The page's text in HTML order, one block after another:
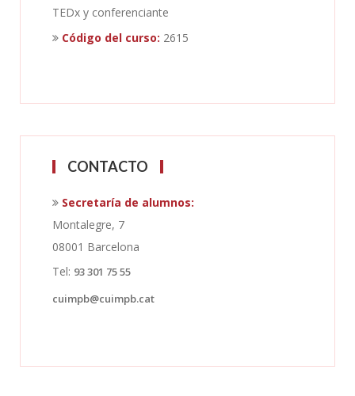
TEDx y conferenciante
Código del curso: 2615
CONTACTO
Secretaría de alumnos:
Montalegre, 7
08001 Barcelona
Tel: 93 301 75 55
cuimpb@cuimpb.cat